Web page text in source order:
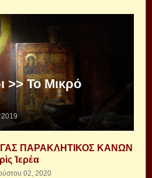
>> Το Μικρό
2019
ΠΑΡΑΚΛΗΤΙΚΟΣ ΚΑΝΩΝ
Ἱερέα
02, 2020